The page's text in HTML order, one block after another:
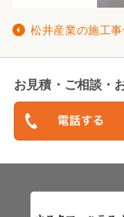
松井産業の施工
お見積・ご相談・